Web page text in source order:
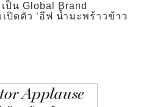
ป็น Global Brand
ปิดตัว ‘อีฟ น้ำมะพร้าวข้าว